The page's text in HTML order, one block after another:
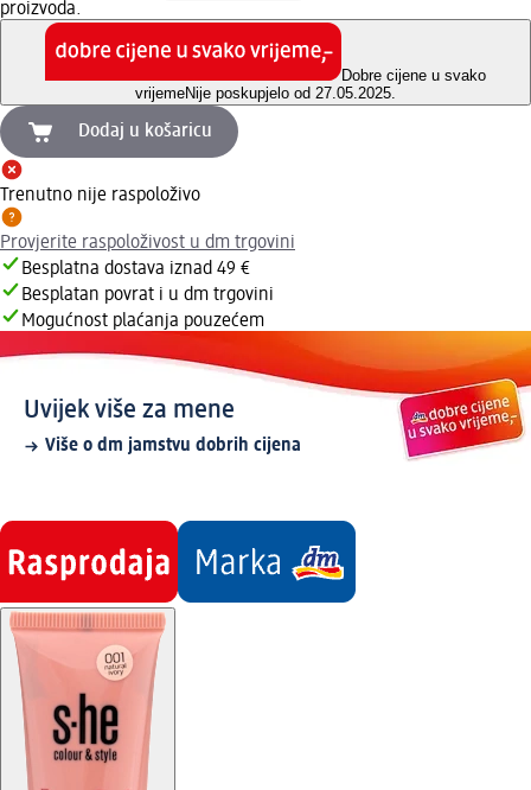
proizvoda.
Dobre cijene u svako
vrijemeNije poskupjelo od 27.05.2025.
Dodaj u košaricu
Trenutno nije raspoloživo
Provjerite raspoloživost u dm trgovini
Besplatna dostava iznad 49 €
Besplatan povrat i u dm trgovini
Mogućnost plaćanja pouzećem
Uvijek više za mene
Više o dm jamstvu dobrih cijena